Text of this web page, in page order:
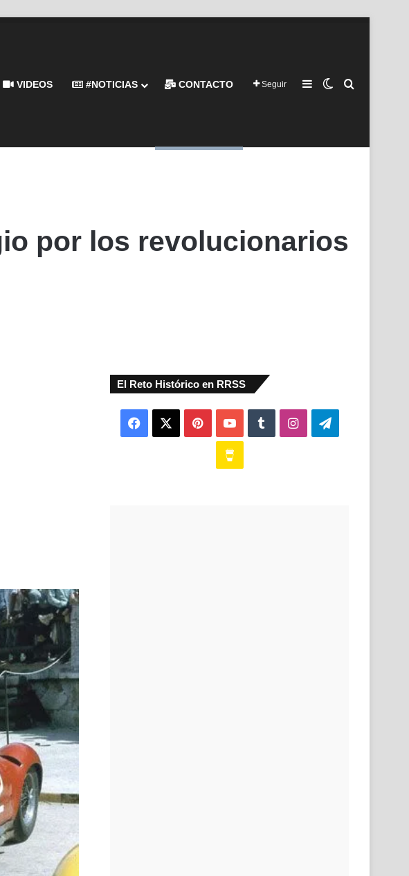
VIDEOS #NOTICIAS CONTACTO Seguir Barra lateral
Switch skin
por los revolucionarios
El Reto Histórico en RRSS
Facebook PinterestYouTubeTumblrInstagramTelegram